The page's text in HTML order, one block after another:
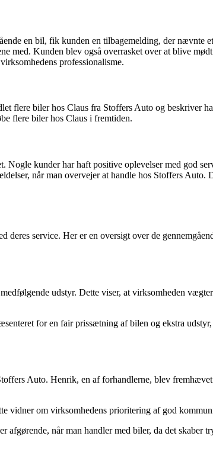
en bil, fik kunden en tilbagemelding, der nævnte
med. Kunden blev også overrasket over at blive
professionalisme.
flere biler hos Claus fra Stoffers Auto og beskriver
flere biler hos Claus i fremtiden.
Nogle kunder har haft positive oplevelser med god
når man overvejer at handle hos Stoffers Auto.
service. Her er en oversigt over de
udstyr. Dette viser, at virksomheden
for en fair prissætning af bilen og ekstra
Auto. Henrik, en af forhandlerne, blev
vidner om virksomhedens prioritering af god
når man handler med biler, da det skaber